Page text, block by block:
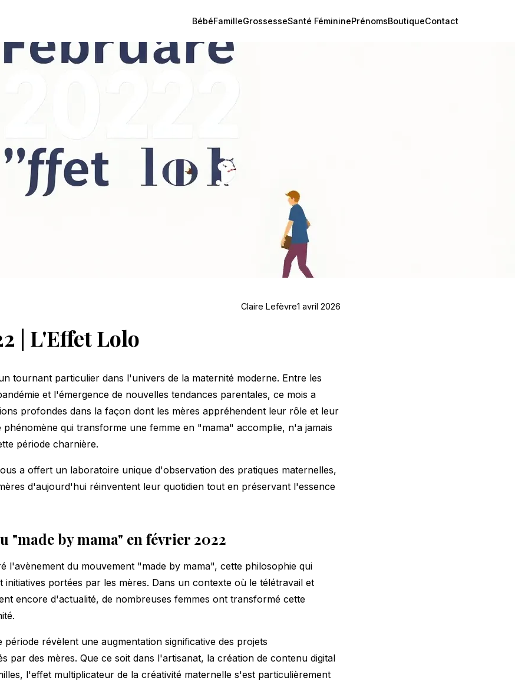
BébéFamilleGrossesseSanté FémininePrénomsBoutiqueContact
Claire Lefèvre1 avril 2026
| L'Effet Lolo
tournant particulier dans l'univers de la maternité moderne. Entre les
et l'émergence de nouvelles tendances parentales, ce mois a
profondes dans la façon dont les mères appréhendent leur rôle et leur
phénomène qui transforme une femme en "mama" accomplie, n'a jamais
période charnière.
a offert un laboratoire unique d'observation des pratiques maternelles,
d'aujourd'hui réinventent leur quotidien tout en préservant l'essence
"made by mama" en février 2022
l'avènement du mouvement "made by mama", cette philosophie qui
initiatives portées par les mères. Dans un contexte où le télétravail et
encore d'actualité, de nombreuses femmes ont transformé cette
période révèlent une augmentation significative des projets
par des mères. Que ce soit dans l'artisanat, la création de contenu digital
l'effet multiplicateur de la créativité maternelle s'est particulièrement